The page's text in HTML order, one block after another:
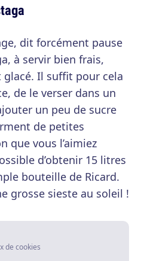
dit forcément pause
à servir bien frais,
Il suffit pour cela
de le verser dans un
un peu de sucre
de petites
que vous l’aimiez
d’obtenir 15 litres
bouteille de Ricard.
grosse sieste au soleil !
de cookies